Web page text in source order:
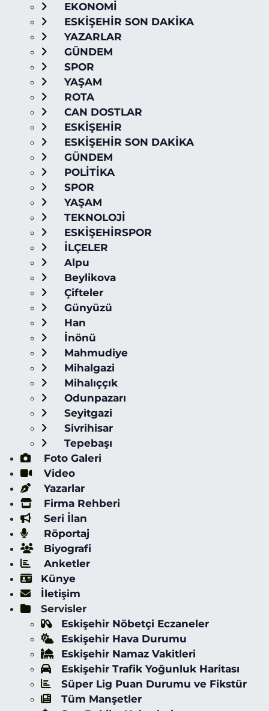
EKONOMİ
ESKİŞEHİR SON DAKİKA
YAZARLAR
GÜNDEM
SPOR
YAŞAM
ROTA
CAN DOSTLAR
ESKİŞEHİR
ESKİŞEHİR SON DAKİKA
GÜNDEM
POLİTİKA
SPOR
YAŞAM
TEKNOLOJİ
ESKİŞEHİRSPOR
İLÇELER
Alpu
Beylikova
Çifteler
Günyüzü
Han
İnönü
Mahmudiye
Mihalgazi
Mihalıççık
Odunpazarı
Seyitgazi
Sivrihisar
Tepebaşı
Foto Galeri
Video
Yazarlar
Firma Rehberi
Seri İlan
Röportaj
Biyografi
Anketler
Künye
İletişim
Servisler
Eskişehir Nöbetçi Eczaneler
Eskişehir Hava Durumu
Eskişehir Namaz Vakitleri
Eskişehir Trafik Yoğunluk Haritası
Süper Lig Puan Durumu ve Fikstür
Tüm Manşetler